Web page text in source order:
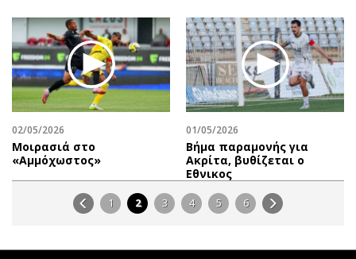
02/05/2026
Μοιρασιά στο
«Αμμόχωστος»
01/05/2026
Βήμα παραμονής για
Ακρίτα, βυθίζεται ο
Εθνικος
1 2 3 4 5 6